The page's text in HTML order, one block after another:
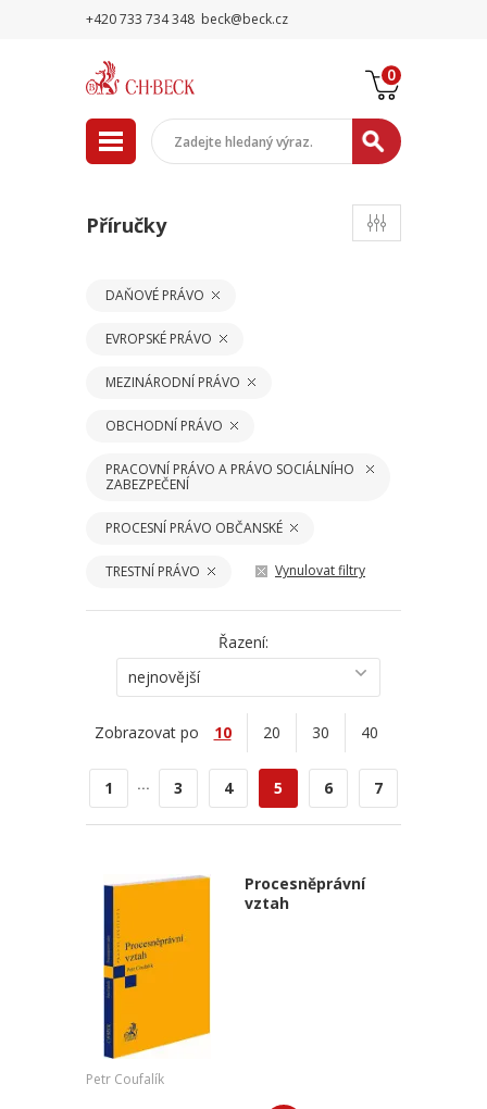
+420 733 734 348 beck@beck.cz
0
Příručky
DAŇOVÉ PRÁVO
EVROPSKÉ PRÁVO
MEZINÁRODNÍ PRÁVO
OBCHODNÍ PRÁVO
PRACOVNÍ PRÁVO A PRÁVO SOCIÁLNÍHO
ZABEZPEČENÍ
PROCESNÍ PRÁVO OBČANSKÉ
TRESTNÍ PRÁVO Vynulovat filtry
Řazení:
nejnovější
Zobrazovat po 10 20 30 40
1 ... 3 4 5 6 7
Procesněprávní
vztah
Petr Coufalík